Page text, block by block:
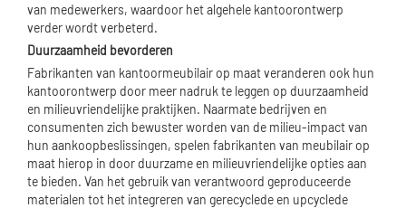
van medewerkers, waardoor het algehele kantoorontwerp
verder wordt verbeterd.
Duurzaamheid bevorderen
Fabrikanten van kantoormeubilair op maat veranderen ook hun
kantoorontwerp door meer nadruk te leggen op duurzaamheid
en milieuvriendelijke praktijken. Naarmate bedrijven en
consumenten zich bewuster worden van de milieu-impact van
hun aankoopbeslissingen, spelen fabrikanten van meubilair op
maat hierop in door duurzame en milieuvriendelijke opties aan
te bieden. Van het gebruik van verantwoord geproduceerde
materialen tot het integreren van gerecyclede en upcyclede